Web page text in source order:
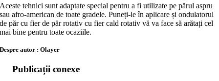
Aceste tehnici sunt adaptate special pentru a fi utilizate pe părul aspru
sau afro-american de toate gradele. Puneți-le în aplicare și ondulatorul
de păr cu fier de păr rotativ cu fier cald rotativ vă va face să arătați cel
mai bine pentru toate ocaziile.
Despre autor : Olayer
Publicații conexe